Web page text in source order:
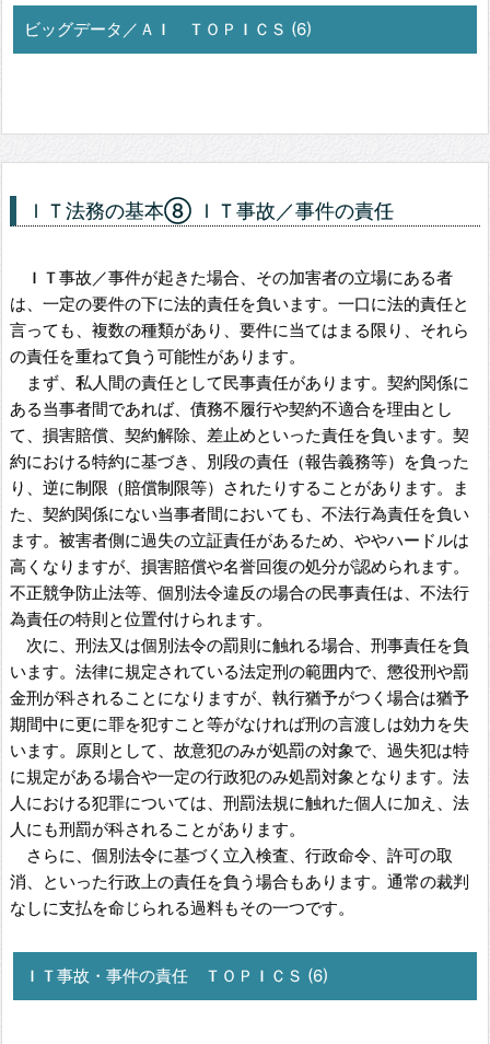
ビッグデータ／ＡＩ ＴＯＰＩＣＳ (6)
ＩＴ法務の基本⑧ ＩＴ事故／事件の責任
ＩＴ事故／事件が起きた場合、その加害者の立場にある者
は、一定の要件の下に法的責任を負います。一口に法的責任と
言っても、複数の種類があり、要件に当てはまる限り、それら
の責任を重ねて負う可能性があります。
まず、私人間の責任として民事責任があります。契約関係に
ある当事者間であれば、債務不履行や契約不適合を理由とし
て、損害賠償、契約解除、差止めといった責任を負います。契
約における特約に基づき、別段の責任（報告義務等）を負った
り、逆に制限（賠償制限等）されたりすることがあります。ま
た、契約関係にない当事者間においても、不法行為責任を負い
ます。被害者側に過失の立証責任があるため、ややハードルは
高くなりますが、損害賠償や名誉回復の処分が認められます。
不正競争防止法等、個別法令違反の場合の民事責任は、不法行
為責任の特則と位置付けられます。
次に、刑法又は個別法令の罰則に触れる場合、刑事責任を負
います。法律に規定されている法定刑の範囲内で、懲役刑や罰
金刑が科されることになりますが、執行猶予がつく場合は猶予
期間中に更に罪を犯すこと等がなければ刑の言渡しは効力を失
います。原則として、故意犯のみが処罰の対象で、過失犯は特
に規定がある場合や一定の行政犯のみ処罰対象となります。法
人における犯罪については、刑罰法規に触れた個人に加え、法
人にも刑罰が科されることがあります。
さらに、個別法令に基づく立入検査、行政命令、許可の取
消、といった行政上の責任を負う場合もあります。通常の裁判
なしに支払を命じられる過料もその一つです。
ＩＴ事故・事件の責任 ＴＯＰＩＣＳ (6)